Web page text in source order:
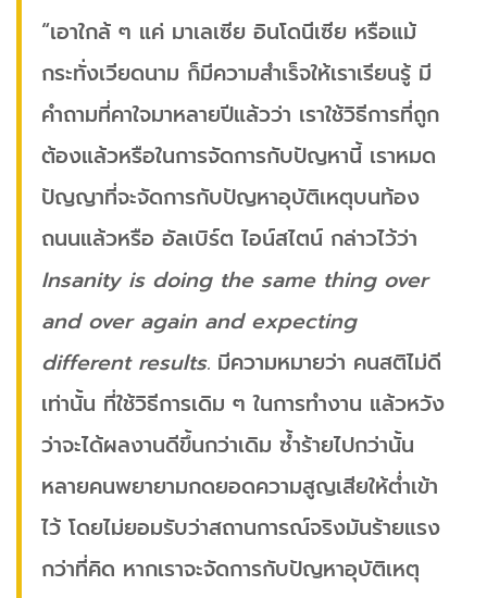
“เอาใกล้ ๆ แค่ มาเลเซีย อินโดนีเซีย หรือแม้
กระทั่งเวียดนาม ก็มีความสำเร็จให้เราเรียนรู้ มี
คำถามที่คาใจมาหลายปีแล้วว่า เราใช้วิธีการที่ถูก
ต้องแล้วหรือในการจัดการกับปัญหานี้ เราหมด
ปัญญาที่จะจัดการกับปัญหาอุบัติเหตุบนท้อง
ถนนแล้วหรือ อัลเบิร์ต ไอน์สไตน์ กล่าวไว้ว่า
Insanity is doing the same thing over
and over again and expecting
different results. มีความหมายว่า คนสติไม่ดี
เท่านั้น ที่ใช้วิธีการเดิม ๆ ในการทำงาน แล้วหวัง
ว่าจะได้ผลงานดีขึ้นกว่าเดิม ซ้ำร้ายไปกว่านั้น
หลายคนพยายามกดยอดความสูญเสียให้ต่ำเข้า
ไว้ โดยไม่ยอมรับว่าสถานการณ์จริงมันร้ายแรง
กว่าที่คิด หากเราจะจัดการกับปัญหาอุบัติเหตุ